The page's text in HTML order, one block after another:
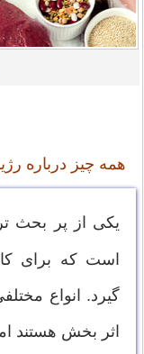
همه چیز درباره
یکی از پر بحث
است که برای
گیرد. انواع
اثر بخش هستند